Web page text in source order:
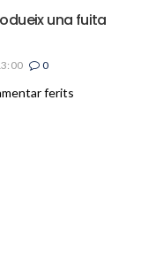
una fuita
0
ferits